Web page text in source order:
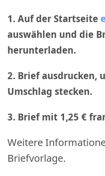
1. Auf der Startseite
auswählen und die
herunterladen.
2. Brief ausdrucken,
Umschlag stecken.
3. Brief mit 1,25 €
Weitere
Briefvorlage.